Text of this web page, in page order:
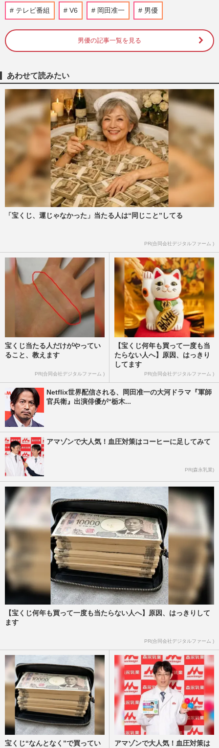
勢”で問われる公共放送の責…
週刊女性PRIME
NHK職員への性加害騒動、番組出演者
X「飲酒のため記憶がない」言い訳が大炎
週刊女性PRIME
NHK職員への性加害で“出禁”食らった〈5
年前の番組出演者〉特定が進むも、ネット
で「無関係な個人名」も拡…
週刊女性PRIME 2026/8/6
《NHKの性被害問題》「誰を守るべきな
のか」演者と職員の“パワーバランス”が浮
き彫りに、問われる組織の…
週刊女性PRIME
【高校野球７イニング制】に巨人・田中将
テレビ番組 V6 岡田准一 男優
男優の記事一覧を見る
あわせて読みたい
「宝くじ、運じゃなかった」当たる人は“同じこと”してる
PR(合同会社デジタルファーム )
宝くじ当たる人だけがやってい
ること、教えます
PR(合同会社デジタルファーム )
【宝くじ何年も買って一度も当
たらない人へ】原因、はっきり
してます
PR(合同会社デジタルファーム )
Netflix世界配信される、岡田准一の大河ドラマ『軍師
官兵衛』出演俳優が“栃木...
アマゾンで大人気！血圧対策はコーヒーに足してみて
PR(森永乳業)
【宝くじ何年も買って一度も当たらない人へ】原因、はっきりして
ます
PR(合同会社デジタルファーム )
宝くじ“なんとなく”で買ってい
アマゾンで大人気！血圧対策は